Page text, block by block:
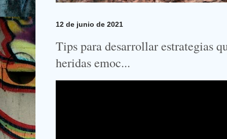
12 de junio de 2021
Tips para desarrollar estrategias
heridas emoc...